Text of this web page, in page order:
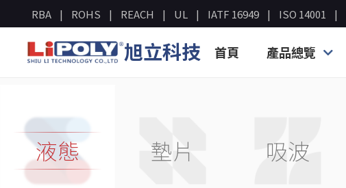
RBA ROHS REACH UL IATF 16949 ISO 14001
旭立科技 首頁 產品總覽
液態 墊片 吸波